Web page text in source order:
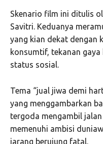
Skenario film ini ditulis
Savitri. Keduanya
yang kian dekat dengan
konsumtif, tekanan
status sosial.
Tema “jual jiwa demi
yang menggambarkan
tergoda mengambil
memenuhi ambisi
jarang berujung fatal.